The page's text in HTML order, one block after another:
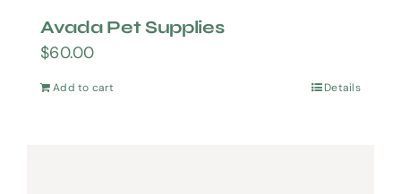
Avada Pet Supplies
$60.00
Add to cart Details